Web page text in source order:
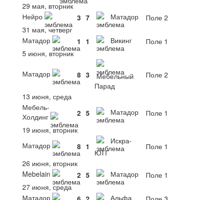
29 мая, вторник
Нейро
3 7 Матадор
Поле 2
31 мая, четверг
Матадор
1 1 Викинг
Поле 1
5 июня, вторник
Матадор 8 3
Мебельный
Парад
Поле 2
13 июня, среда
Мебель-
Холдинг
2 5 Матадор
Поле 1
19 июня, вторник
Матадор
8 1
Искра-
ЮТГ
Поле 1
26 июня, вторник
Mebelain
2 5 Матадор
Поле 1
27 июня, среда
Матадор
Альфа